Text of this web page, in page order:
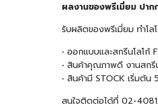
ผลงานของพรีเมี่ยม ปาก
รับผลิตของพรีเมี่ยม ทำโ
• ออกแบบและสกรีนโลโก้
• สินค้าคุณภาพดี งานสก
• สินค้ามี STOCK เริ่มต้น
สนใจติดต่อได้ที่ 02-